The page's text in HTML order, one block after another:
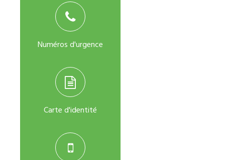
Numéros d'urgence
Carte d'identité